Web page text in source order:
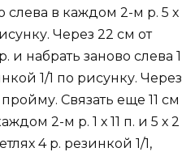
слева в каждом 2-м р. 5 х
Через 22 см от
и набрать заново слева 1
1/1 по рисунку. Через
Связать еще 11 см
2-м р. 1 х 11 п. и 5 х 2
4 р. резинкой 1/1,